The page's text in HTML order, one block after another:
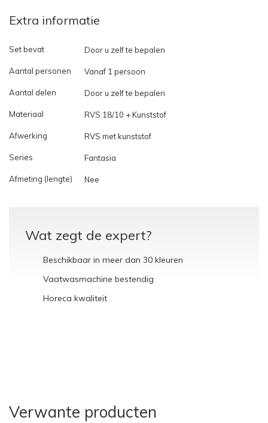
Extra informatie
Set bevat Door u zelf te bepalen
Aantal personen Vanaf 1 persoon
Aantal delen Door u zelf te bepalen
Materiaal RVS 18/10 + Kunststof
Afwerking RVS met kunststof
Series Fantasia
Afmeting (lengte) Nee
Wat zegt de expert?
Beschikbaar in meer dan 30 kleuren
Vaatwasmachine bestendig
Horeca kwaliteit
Verwante producten